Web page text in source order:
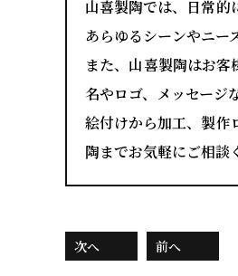
山喜製陶では、日常的
あらゆるシーンやニー
また、山喜製陶はお
名やロゴ、メッセージ
絵付けから加工、製作
陶までお気軽にご相談
次へ 前へ